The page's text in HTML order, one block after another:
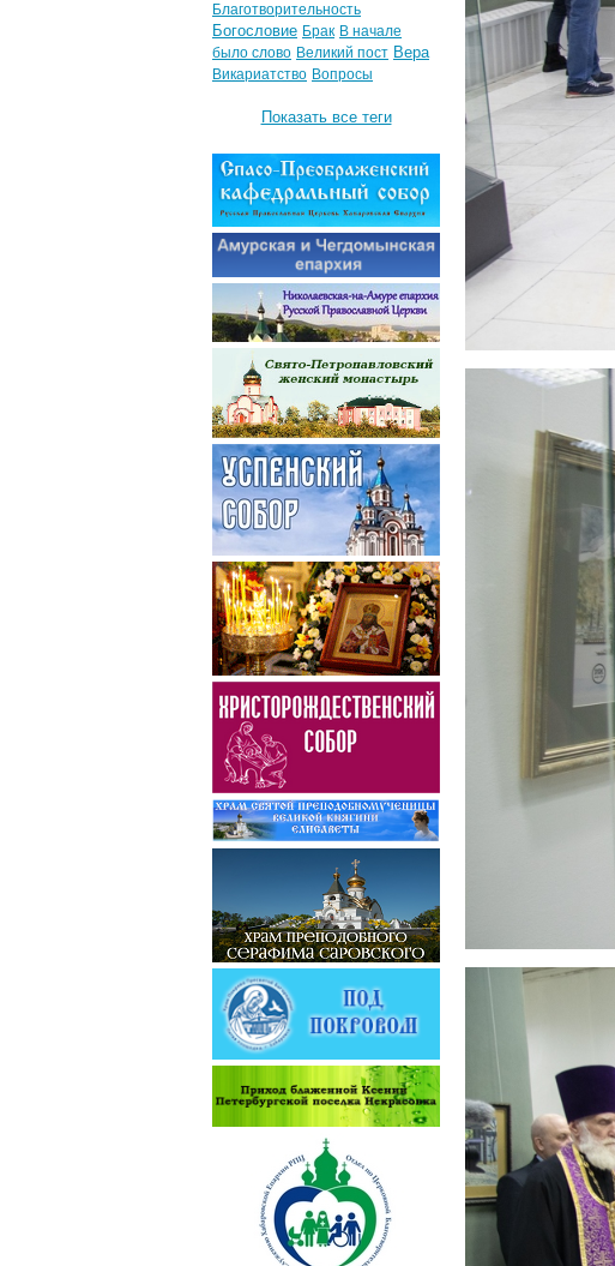
Благотворительность
Богословие Брак В начале
было слово Великий пост Вера
Викариатство Вопросы
Показать все теги